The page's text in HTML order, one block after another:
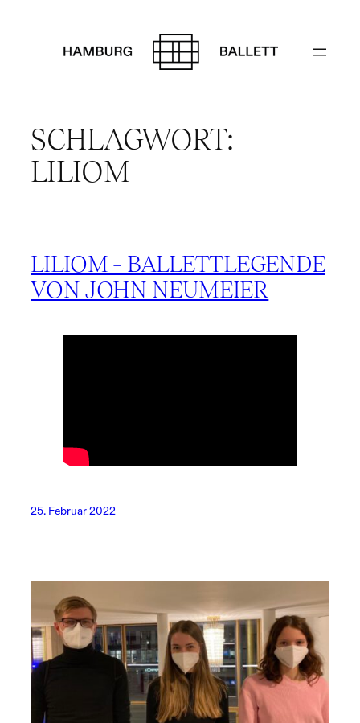
SCHLAGWORT:
LILIOM
LILIOM – BALLETTLEGENDE
VON JOHN NEUMEIER
25. Februar 2022